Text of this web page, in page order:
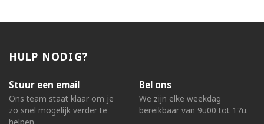
HULP NODIG?
Stuur een email
Ons team staat klaar om je
zo snel mogelijk verder te
Bel ons
We zijn elke weekdag
bereikbaar van 9u00 tot 17u.